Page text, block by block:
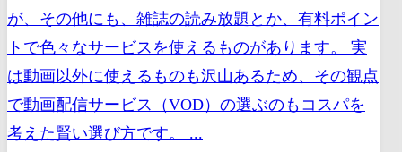
が、その他にも、雑誌の読み放題とか、有料ポイン
トで色々なサービスを使えるものがあります。 実
は動画以外に使えるものも沢山あるため、その観点
で動画配信サービス（VOD）の選ぶのもコスパを
考えた賢い選び方です。 ...